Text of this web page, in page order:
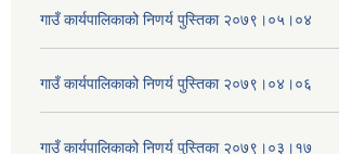
गाउँ कार्यपालिकाको निणर्य पुस्तिका २०७९।०५।०४
गाउँ कार्यपालिकाको निणर्य पुस्तिका २०७९।०४।०६
गाउँ कार्यपालिकाको निणर्य पुस्तिका २०७९।०३।१७